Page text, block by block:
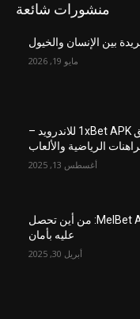
منشورات شائعة
بين الإنسان والخيول
مايو 19, 2026
عنوان: تحميل تطبيق 1xBet APK للاندرويد –
الرياضية والألعاب
أغسطس 13, 2025
أحدث إصدار من MelBet APK: من أين تحصل
عليه بأمان
أبريل 30, 2025